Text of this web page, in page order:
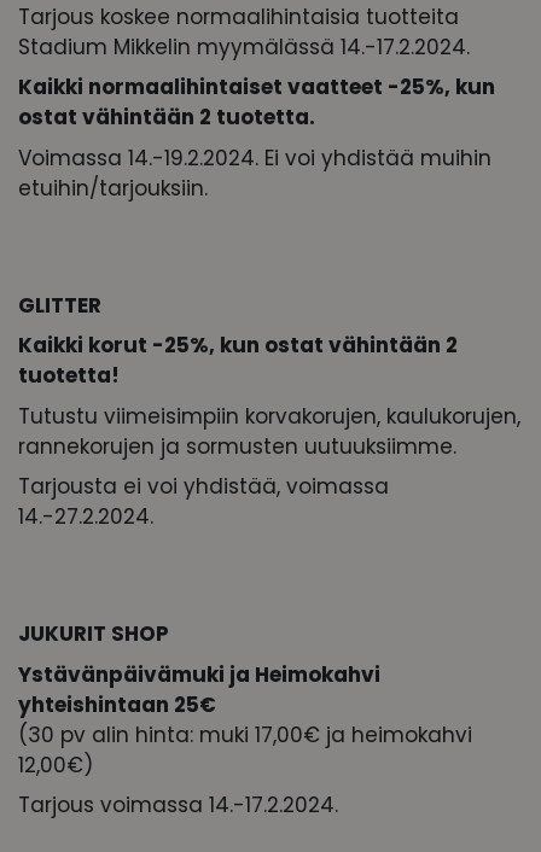
Tarjous koskee normaalihintaisia tuotteita
Stadium Mikkelin myymälässä 14.-17.2.2024.
Kaikki normaalihintaiset vaatteet -25%, kun
ostat vähintään 2 tuotetta.
Voimassa 14.-19.2.2024. Ei voi yhdistää muihin
etuihin/tarjouksiin.
GLITTER
Kaikki korut -25%, kun ostat vähintään 2
tuotetta!
Tutustu viimeisimpiin korvakorujen, kaulukorujen,
rannekorujen ja sormusten uutuuksiimme.
Tarjousta ei voi yhdistää, voimassa
14.-27.2.2024.
JUKURIT SHOP
Ystävänpäivämuki ja Heimokahvi
yhteishintaan 25€
(30 pv alin hinta: muki 17,00€ ja heimokahvi
12,00€)
Tarjous voimassa 14.-17.2.2024.